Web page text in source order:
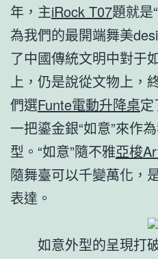
年，主iRock T07題就是
為我們的最開端舞美
了中國傳統文明中對于
上，仍是說從文物上，
們選Funte電動升降桌
一把鎏金銀“如意”來作
型。“如意”隨不雅亞梭
隨舞臺可以千變萬化，
表達。
如意外型的呈現打